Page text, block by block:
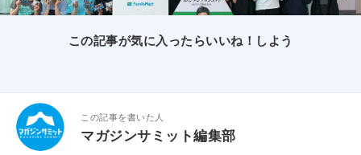
この記事が気に入ったらいいね！しよう
この記事を書いた人
マガジンサミット編集部